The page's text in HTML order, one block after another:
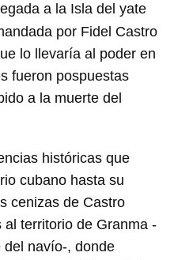
a la Isla del yate
por Fidel Castro
lo llevaría al poder en
fueron pospuestas
a la muerte del
históricas que
cubano hasta su
cenizas de Castro
al territorio de Granma -
del navío-, donde